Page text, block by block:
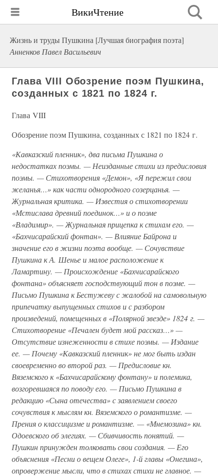
ВикиЧтение
Жизнь и труды Пушкина [Лучшая биография поэта]
Анненков Павел Васильевич
Глава VIII Обозрение поэм Пушкина,
созданных с 1821 по 1824 г.
Глава VIII
Обозрение поэм Пушкина, созданных с 1821 по 1824 г.
«Кавказский пленник», два письма Пушкина о
недостатках поэмы. — Неизданные стихи из предисловия
поэмы. — Стихотворения «Демон», «Я пережил свои
желанья…» как части однородного созерцанья. —
Журнальная критика. — Известия о стихотворении
«Мстислава древний поединок…» и о поэме
«Владимир». — Журнальная прицепка к стихам его. —
«Бахчисарайский фонтан». — Влияние Байрона и
значение его в жизни поэта вообще. — Сочувствие
Пушкина к А. Шенье и малое расположение к
Ламартину. — Происхождение «Бахчисарайского
фонтана» объясняет господствующий тон в поэме. —
Письмо Пушкина к Бестужеву с жалобой на самовольную
припечатку выпущенных стихов и с разбором
произведений, помещенных в «Полярной звезде» 1824 г. —
Стихотворение «Печален будет мой рассказ…» —
Отсутствие изнеженности в стихе поэмы. — Издание
ее. — Почему «Кавказский пленник» не мог быть издан
своевременно во второй раз. — Предисловие кн.
Вяземского к «Бахчисарайскому фонтану» и полемика,
возгоревшаяся по поводу его. — Письмо Пушкина в
редакцию «Сына отечества» с заявлением своего
сочувствия к мыслям кн. Вяземского о романтизме. —
Прения о классицизме и романтизме. — «Мнемозина» кн.
Одоевского об элегиях. — Сбивчивость понятий. —
Пушкин принужден толковать свои создания. — Его
объяснения «Песни о вещем Олеге», 1-й главы «Онегина»,
опровержение мысли, что в стихах стихи не главное. —